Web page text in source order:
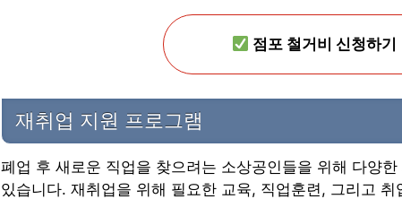
점포 철거비 신청하기
재취업 지원 프로그램
폐업 후 새로운 직업을 찾으려는 소상공인들을 위해 다양한
있습니다. 재취업을 위해 필요한 교육, 직업훈련, 그리고